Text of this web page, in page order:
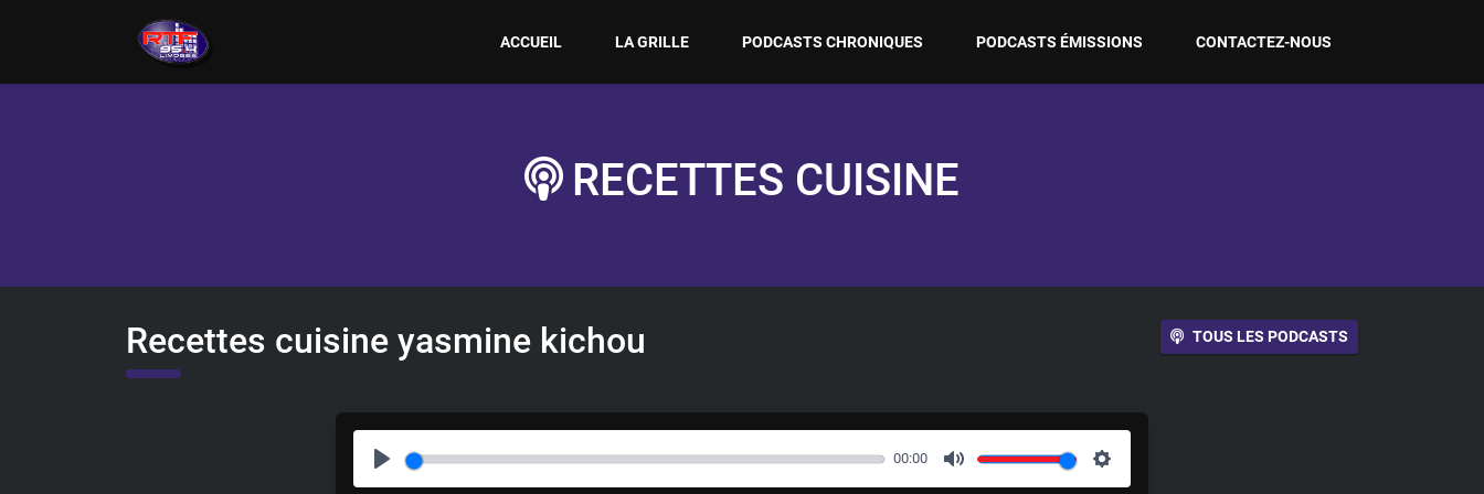
ACCUEIL LA GRILLE PODCASTS CHRONIQUES PODCASTS ÉMISSIONS CONTACTEZ-NOUS
RECETTES CUISINE
Recettes cuisine yasmine kichou TOUS LES PODCASTS
P
00:00
M
S